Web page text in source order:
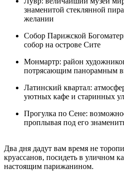
знаменитой стеклянной
желании
Собор Парижской
собор на острове Сите
Монмартр: район
потрясающим панорамным
Латинский квартал:
уютных кафе и старинных
Прогулка по Сене:
проплывая под его
Два дня дадут вам время не
круассанов, посидеть в уличном
настоящим парижанином.